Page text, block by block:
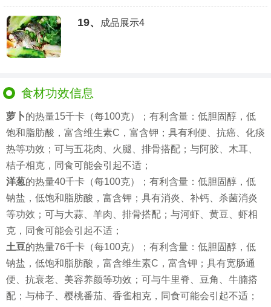
19、 成品展示4
食材功效信息
萝卜的热量15千卡（每100克）；有利含量：低胆固醇，低
饱和脂肪酸，富含维生素C，富含钾；具有利便、抗癌、化痰
热等功效；可与五花肉、火腿、排骨搭配；与阿胶、木耳、
桔子相克，同食可能会引起不适；
洋葱的热量40千卡（每100克）；有利含量：低胆固醇，低
钠盐，低饱和脂肪酸，富含钾；具有消炎、补钙、杀菌消炎
等功效；可与大蒜、羊肉、排骨搭配；与河虾、黄豆、虾相
克，同食可能会引起不适；
土豆的热量76千卡（每100克）；有利含量：低胆固醇，低
钠盐，低饱和脂肪酸，富含维生素C，富含钾；具有宽肠通
便、抗衰老、美容养颜等功效；可与牛里脊、豆角、牛腩搭
配；与柿子、樱桃番茄、香雀相克，同食可能会引起不适；